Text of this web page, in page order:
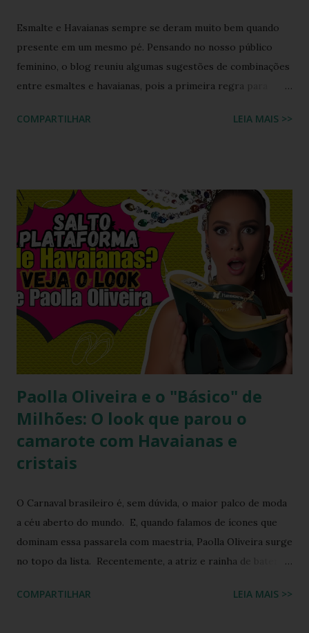
Esmalte e Havaianas sempre se deram muito bem quando
presente em um mesmo pé. Pensando no nosso público
feminino, o blog reuniu algumas sugestões de combinações
entre esmaltes e havaianas, pois a primeira regra para
BUSCA PERSONALIZADA NOS ACERVOS DO BLOG
COMPARTILHAR LEIA MAIS >>
Paolla Oliveira e o "Básico" de
Milhões: O look que parou o
camarote com Havaianas e
cristais
O Carnaval brasileiro é, sem dúvida, o maior palco de moda
a céu aberto do mundo. E, quando falamos de ícones que
dominam essa passarela com maestria, Paolla Oliveira surge
no topo da lista. Recentemente, a atriz e rainha de bateria
preparação para o Camarote Havaianas , na Sapucaí. Com o
COMPARTILHAR LEIA MAIS >>